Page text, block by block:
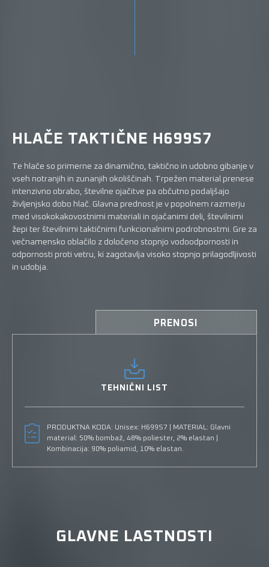
HLAČE TAKTIČNE H699S7
Te hlače so primerne za dinamično, taktično in udobno gibanje v
vseh notranjih in zunanjih okoliščinah. Trpežen material prenese
intenzivno obrabo, številne ojačitve pa občutno podaljšajo
življenjsko dobo hlač. Glavna prednost je v popolnem razmerju
med visokokakovostnimi materiali in ojačanimi deli, številnimi
žepi ter številnimi taktičnimi funkcionalnimi podrobnostmi. Gre za
večnamensko oblačilo z določeno stopnjo vodoodpornosti in
odpornosti proti vetru, ki zagotavlja visoko stopnjo prilagodljivosti
in udobja.
PRENOSI
TEHNIČNI LIST
PRODUKTNA KODA: Unisex: H699S7 | MATERIAL: Glavni
material: 50% bombaž, 48% poliester, 2% elastan |
Kombinacija: 90% poliamid, 10% elastan.
GLAVNE LASTNOSTI